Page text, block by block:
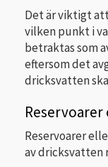
Det är viktigt
vilken punkt i
betraktas som
eftersom det
dricksvatten
Reservoarer
av dricksvatten